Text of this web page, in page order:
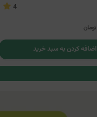
4
تومان
اضافه کردن به سبد خرید